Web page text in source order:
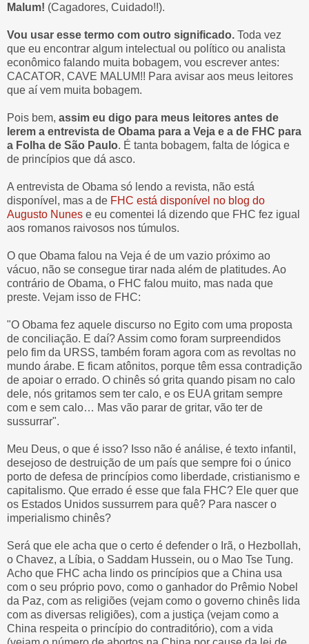
Malum! (Cagadores, Cuidado!!).
Vou usar esse termo com outro significado. Toda vez
que eu encontrar algum intelectual ou político ou analista
econômico falando muita bobagem, vou escrever antes:
CACATOR, CAVE MALUM!! Para avisar aos meus leitores
que aí vem muita bobagem.
Pois bem, assim eu digo para meus leitores antes de
lerem a entrevista de Obama para a Veja e a de FHC para
a Folha de São Paulo. É tanta bobagem, falta de lógica e
de princípios que dá asco.
A entrevista de Obama só lendo a revista, não está
disponível, mas a de FHC está disponível no blog do
Augusto Nunes e eu comentei lá dizendo que FHC fez igual
aos romanos raivosos nos túmulos.
O que Obama falou na Veja é de um vazio próximo ao
vácuo, não se consegue tirar nada além de platitudes. Ao
contrário de Obama, o FHC falou muito, mas nada que
preste. Vejam isso de FHC:
"O Obama fez aquele discurso no Egito com uma proposta
de conciliação. E daí? Assim como foram surpreendidos
pelo fim da URSS, também foram agora com as revoltas no
mundo árabe. E ficam atônitos, porque têm essa contradição
de apoiar o errado. O chinês só grita quando pisam no calo
dele, nós gritamos sem ter calo, e os EUA gritam sempre
com e sem calo… Mas vão parar de gritar, vão ter de
sussurrar".
Meu Deus, o que é isso? Isso não é análise, é texto infantil,
desejoso de destruição de um país que sempre foi o único
porto de defesa de princípios como liberdade, cristianismo e
capitalismo. Que errado é esse que fala FHC? Ele quer que
os Estados Unidos sussurrem para quê? Para nascer o
imperialismo chinês?
Será que ele acha que o certo é defender o Irã, o Hezbollah,
o Chavez, a Líbia, o Saddam Hussein, ou o Mao Tse Tung.
Acho que FHC acha lindo os princípios que a China usa
com o seu próprio povo, como o ganhador do Prêmio Nobel
da Paz, com as religiões (vejam como o governo chinês lida
com as diversas religiões), com a justiça (vejam como a
China respeita o princípio do contraditório), com a vida